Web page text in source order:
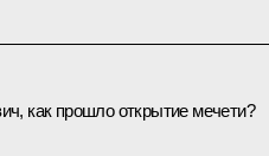
как прошло открытие мечети?